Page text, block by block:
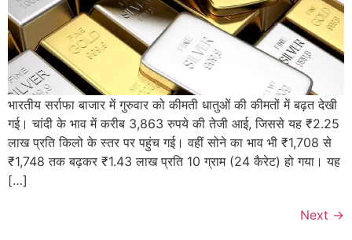
भारतीय सर्राफा बाजार में गुरुवार को कीमती धातुओं की कीमतों में बढ़त देखी
गई। चांदी के भाव में करीब 3,863 रुपये की तेजी आई, जिससे यह ₹2.25
लाख प्रति किलो के स्तर पर पहुंच गई। वहीं सोने का भाव भी ₹1,708 से
₹1,748 तक बढ़कर ₹1.43 लाख प्रति 10 ग्राम (24 कैरेट) हो गया। यह
[…]
Next →